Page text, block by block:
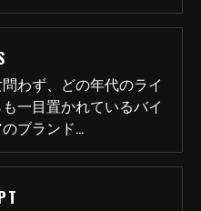
わず、どの年代のライ
一目置かれているバイ
ブランド…